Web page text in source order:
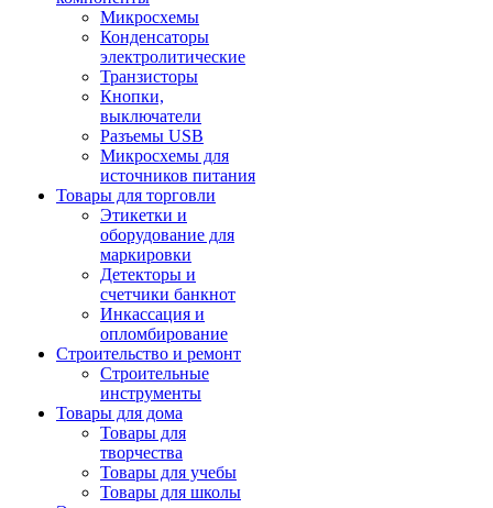
Микросхемы
Конденсаторы
электролитические
Транзисторы
Кнопки,
выключатели
Разъемы USB
Микросхемы для
источников питания
Товары для торговли
Этикетки и
оборудование для
маркировки
Детекторы и
счетчики банкнот
Инкассация и
опломбирование
Строительство и ремонт
Строительные
инструменты
Товары для дома
Товары для
творчества
Товары для учебы
Товары для школы